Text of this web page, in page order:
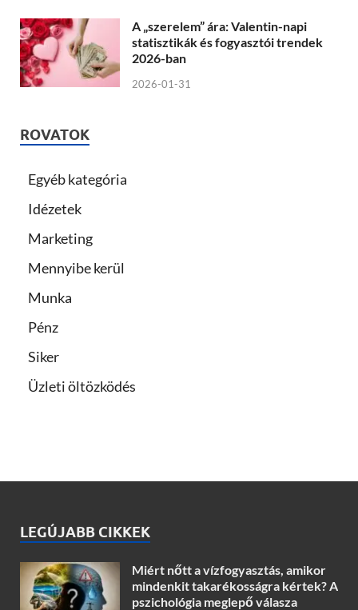
A „szerelem” ára: Valentin-napi
statisztikák és fogyasztói trendek
2026-ban
2026-01-31
ROVATOK
Egyéb kategória
Idézetek
Marketing
Mennyibe kerül
Munka
Pénz
Siker
Üzleti öltözködés
LEGÚJABB CIKKEK
Miért nőtt a vízfogyasztás, amikor
mindenkit takarékosságra kértek? A
pszichológia meglepő válasza